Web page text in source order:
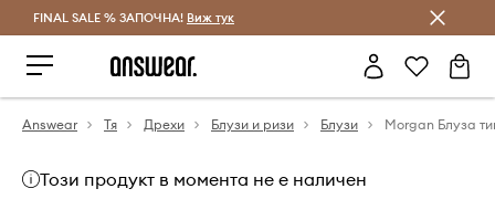
Спестявай с Answear Club
FINAL SALE % ЗАПОЧНА! Виж тук
Answear Тя Дрехи Блузи и ризи Блузи
Този продукт в момента не е наличен